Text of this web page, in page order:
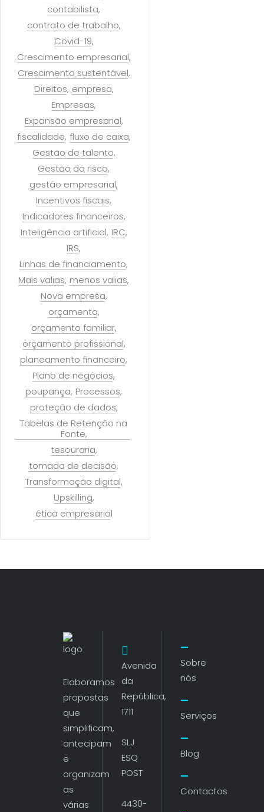
contabilista
contrato de trabalho
Covid-19
Crescimento empresarial
Crescimento sustentável
Direitos empresa
Empresas
Expansão empresarial
fiscalidade fluxo de caixa
Gestão de talento
Gestão do risco
gestão empresarial
Incentivos fiscais
Indicadores financeiros
Inteligência artificial IRC
IRS
Linhas de financiamento
Mais valias menos valias
Nova empresa
orçamento
orçamento familiar
orçamento profissional
planeamento financeiro
Plano de negócios
poupança Processos
proteção de dados
Tabelas de Retenção na
Fonte
tesouraria
tomada de decisão
Transformação digital
Upskilling
ética empresarial
Elaboramos
propostas
que
simplificam,
antecipam
e
organizam
as
várias
Avenida
da
República,
1711
SLJ
ESQ
POST
4430-
Sobre
nós
Serviços
Blog
Contactos